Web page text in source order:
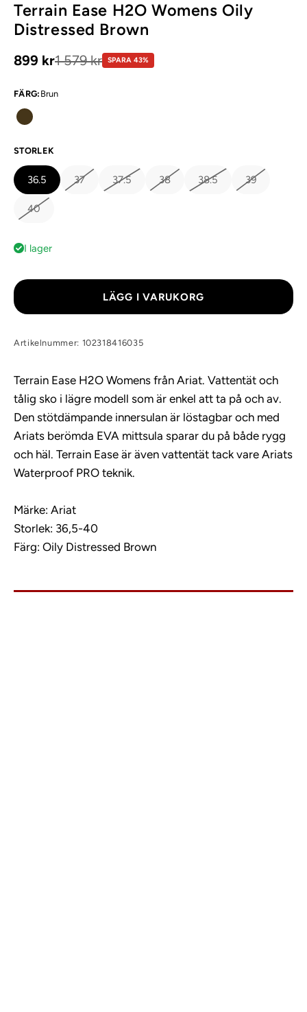
Terrain Ease H2O Womens Oily
Distressed Brown
Kampanjpris
899 kr1 579 kr SPARA 43%
FÄRG: Brun
STORLEK
36.5 37 37.5 38 38.5 39
40
I lager
LÄGG I VARUKORG
Artikelnummer: 102318416035
Terrain Ease H2O Womens från Ariat. Vattentät och
tålig sko i lägre modell som är enkel att ta på och av.
Den stötdämpande innersulan är löstagbar och med
Ariats berömda EVA mittsula sparar du på både rygg
och häl. Terrain Ease är även vattentät tack vare Ariats
Waterproof PRO teknik.
Märke: Ariat
Storlek: 36,5-40
Färg: Oily Distressed Brown